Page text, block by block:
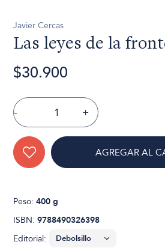
Javier Cercas
Las leyes de la
$30.900
- +
AGREGAR AL
Peso:400 g
ISBN:9788490326398
Editorial: